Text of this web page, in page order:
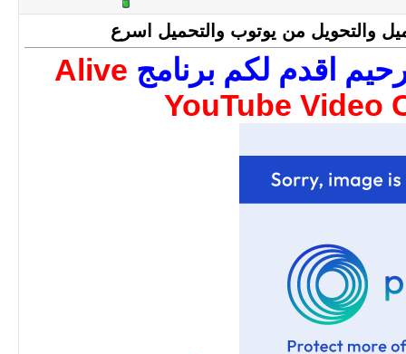
والتحويل من يوتوب والتحميل اسرع
اقدم لكم برنامج Alive
YouTube Video